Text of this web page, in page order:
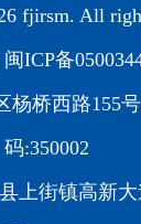
fjirsm. All
闽ICP备
杨桥西路155
码:350002
上街镇高新